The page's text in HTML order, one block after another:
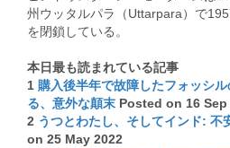
州ウッタルパラ（Uttarpara）で
を閉鎖している。
本日最も読まれている記事
1 購入後半年で故障したフォッシ
る、意外な顛末 Posted on 16 Sep
2 うつとわたし、そしてインド: 不
on 25 May 2022